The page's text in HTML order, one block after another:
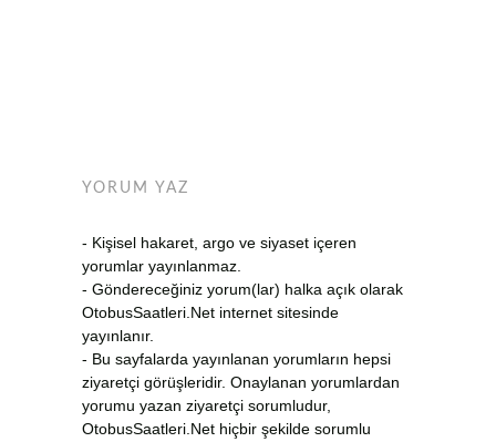
YORUM YAZ
- Kişisel hakaret, argo ve siyaset içeren
yorumlar yayınlanmaz.
- Göndereceğiniz yorum(lar) halka açık olarak
OtobusSaatleri.Net internet sitesinde
yayınlanır.
- Bu sayfalarda yayınlanan yorumların hepsi
ziyaretçi görüşleridir. Onaylanan yorumlardan
yorumu yazan ziyaretçi sorumludur,
OtobusSaatleri.Net hiçbir şekilde sorumlu